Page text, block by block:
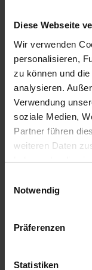
Diese Webseite
Wir verwenden
personalisieren,
zu können und
analysieren.
Verwendung
soziale Medien,
Partner führen
weiteren Daten
Notwendig
Präferenzen
Statistiken
SENDEN
Betreuung